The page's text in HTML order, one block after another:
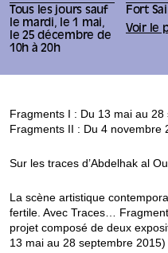
Tous les jours sauf
le mardi, le 1 mai,
le 25 décembre de
10h à 20h
Fort
Voir le
Fragments I : Du 13 mai au
Fragments II : Du 4 novembre
Sur les traces d’Abdelhak al
La scène artistique
fertile. Avec Traces…
projet composé de deux
13 mai au 28 septembre